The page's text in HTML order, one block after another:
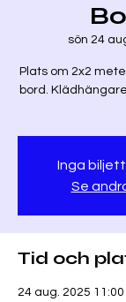
sön 24
Plats om 2x2
bord.
Inga
Se
Tid och
24 aug. 2025 11:00